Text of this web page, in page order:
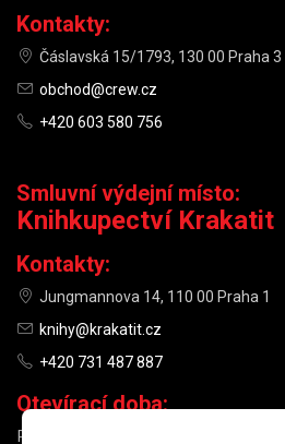
Kontakty:
Čáslavská 15/1793, 130 00 Praha 3
obchod@crew.cz
+420 603 580 756
Smluvní výdejní místo:
Knihkupectví Krakatit
Kontakty:
Jungmannova 14, 110 00 Praha 1
knihy@krakatit.cz
+420 731 487 887
Otevírací doba:
PO–PÁ